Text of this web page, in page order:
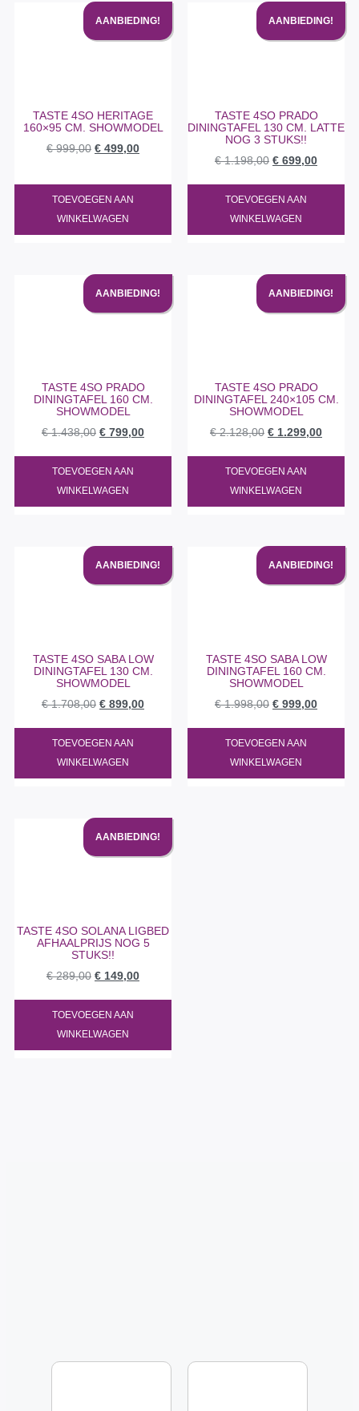
AANBIEDING!
TASTE 4SO HERITAGE
160×95 CM. SHOWMODEL
€999,00 € 499,00
TOEVOEGEN AAN
WINKELWAGEN
AANBIEDING!
TASTE 4SO PRADO
DININGTAFEL 130 CM. LATTE
NOG 3 STUKS!!
€1.198,00 € 699,00
TOEVOEGEN AAN
WINKELWAGEN
AANBIEDING!
TASTE 4SO PRADO
DININGTAFEL 160 CM.
SHOWMODEL
€1.438,00 € 799,00
TOEVOEGEN AAN
WINKELWAGEN
AANBIEDING!
TASTE 4SO PRADO
DININGTAFEL 240×105 CM.
SHOWMODEL
€2.128,00 € 1.299,00
TOEVOEGEN AAN
WINKELWAGEN
AANBIEDING!
TASTE 4SO SABA LOW
DININGTAFEL 130 CM.
SHOWMODEL
€1.708,00 € 899,00
TOEVOEGEN AAN
WINKELWAGEN
AANBIEDING!
TASTE 4SO SABA LOW
DININGTAFEL 160 CM.
SHOWMODEL
€1.998,00 € 999,00
TOEVOEGEN AAN
WINKELWAGEN
AANBIEDING!
TASTE 4SO SOLANA LIGBED
AFHAALPRIJS NOG 5
STUKS!!
€289,00 € 149,00
TOEVOEGEN AAN
WINKELWAGEN